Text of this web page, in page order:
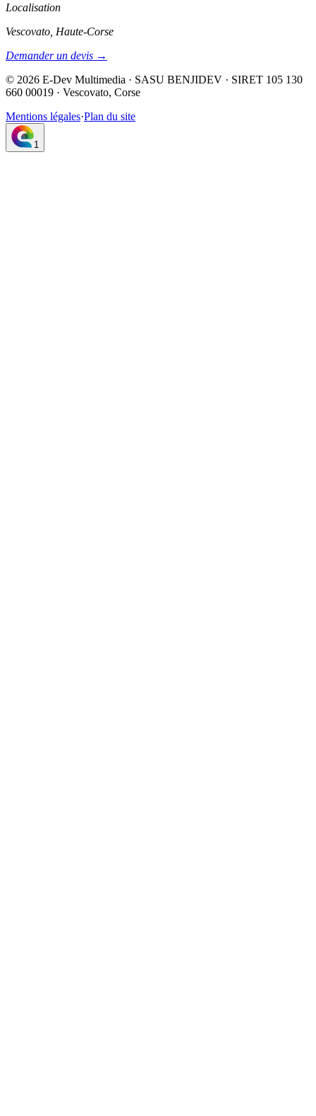
Localisation
Vescovato, Haute-Corse
Demander un devis →
© 2026 E-Dev Multimedia · SASU BENJIDEV · SIRET 105 130
660 00019 · Vescovato, Corse
Mentions légales·Plan du site
1